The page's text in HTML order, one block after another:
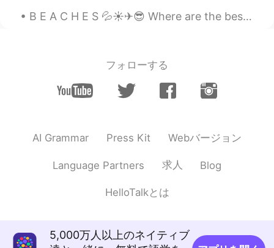
B E A C H E S 💦☀✈😎 Where are the best beaches? Bali? Tahiti? Maui? Cali? Palawan? Jeju? Thailand...
フォローする
AI Grammar Press Kit Webバージョン
Language Partners 求人 Blog
HelloTalkとは
5,000万人以上のネイティブ